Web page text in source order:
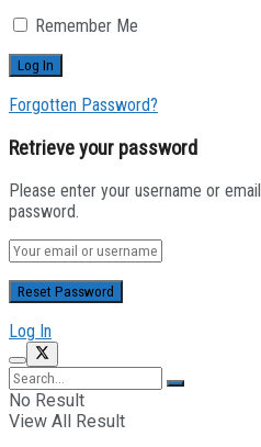
Remember Me
Forgotten Password?
Retrieve your password
Please enter your username or
password.
Log In
No Result
View All Result